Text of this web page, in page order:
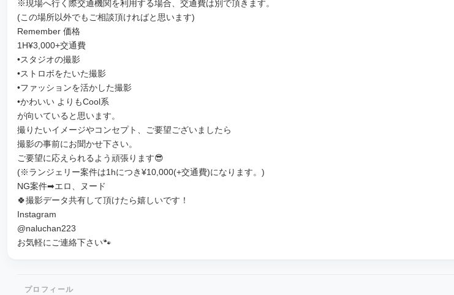
※現場へ行く際交通機関を利用する場合、交通費は別で頂きます。
(この場所以外でもご相談頂ければと思います)
Remember 価格
1H¥3,000+交通費
•スタジオの撮影
•ストロボをたいた撮影
•ファッションを活かした撮影
•かわいい よりもCool系
が向いていると思います。
撮りたいイメージやコンセプト、ご要望ございましたら
撮影の事前にお聞かせ下さい。
ご要望に応えられるよう頑張ります😎
(※ランジェリー案件は1hにつき¥10,000(+交通費)になります。)
NG案件➡︎エロ、ヌード
🍀撮影データ共有して頂けたら嬉しいです！
Instagram
@naluchan223
お気軽にご連絡下さい🐾
プロフィール